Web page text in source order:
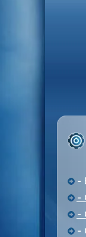
-
-
-
-